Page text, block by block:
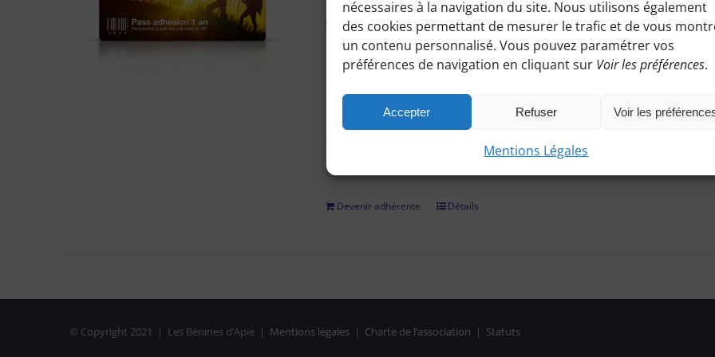
nécessaires à la navigation du site. Nous utilisons également
des cookies permettant de mesurer le trafic et de vous
un contenu personnalisé. Vous pouvez paramétrer vos
préférences de navigation en cliquant sur Voir les préférences.
Accepter Refuser Voir les
Mentions Légales
Accédez à toutes les informations pratiques de nos excursions du
horaires, conseils etc.), et participez à nos activités telles que des
Pour adhérer et faire vivre notre association, nous vous demandons
régler par chèque, virement bancaire (démarche à finaliser hors site,
adhésion confirmée, il vous suffira de vous identifier et de consulter le
privées réservées aux Bénines d'Apie. Vous pouvez aussi nous
Devenir adhérente Détails
© Copyright 2021 | Les Bénines d’Apie | Mentions légales| Charte de l’association | Statuts